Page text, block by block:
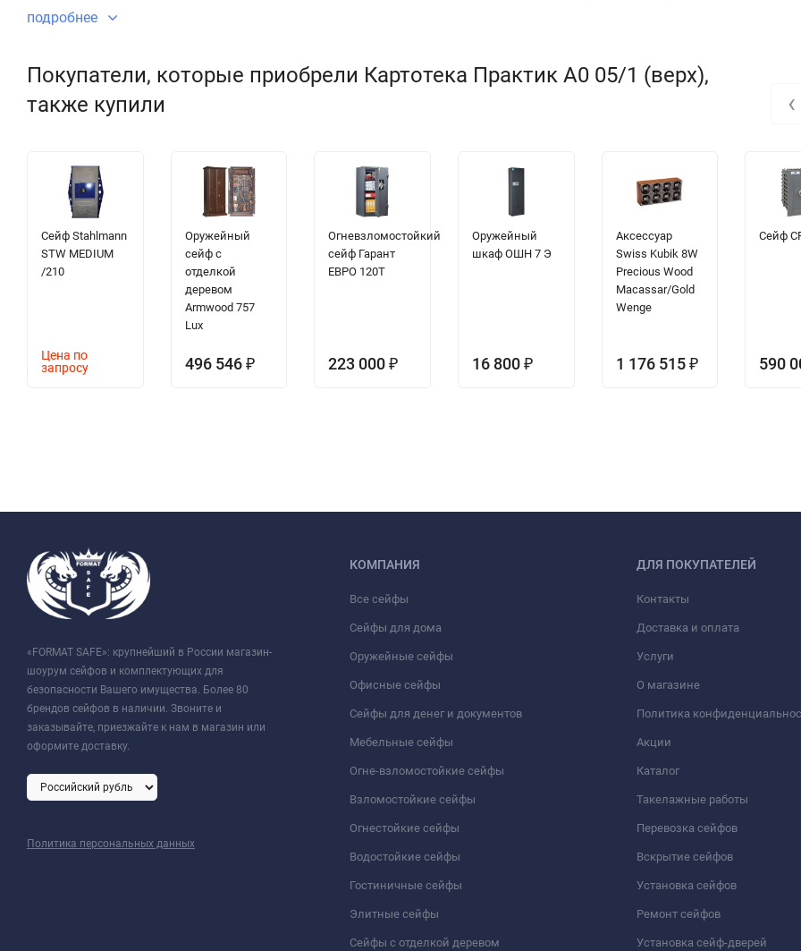
ящики снабжены прижимной планкой и двумя разделителями под более мелкий формат
подробнее
Покупатели, которые приобрели Картотека Практик A0 05/1 (верх),
также купили
Сейф Stahlmann
STW MEDIUM
/210
Цена по
запросу
Оружейный
сейф с
отделкой
деревом
Armwood 757
Lux
496 546 ₽
Огневзломостойкий
сейф Гарант
ЕВРО 120T
223 000₽
Оружейный
шкаф ОШН 7 Э
16 800 ₽
Аксессуар
Swiss Kubik 8W
Precious Wood
Macassar/Gold
Wenge
1 176 515 ₽
Сейф
590
‹
«FORMAT SAFE»: крупнейший в России магазин-
шоурум сейфов и комплектующих для
безопасности Вашего имущества. Более 80
брендов сейфов в наличии. Звоните и
заказывайте, приезжайте к нам в магазин или
оформите доставку.
Политика персональных данных
КОМПАНИЯ
Все сейфы
Сейфы для дома
Оружейные сейфы
Офисные сейфы
Сейфы для денег и документов
Мебельные сейфы
Огне-взломостойкие сейфы
Взломостойкие сейфы
Огнестойкие сейфы
Водостойкие сейфы
Гостиничные сейфы
Элитные сейфы
Сейфы с отделкой деревом
ДЛЯ ПОКУПАТЕЛЕЙ
Контакты
Доставка и оплата
Услуги
О магазине
Политика
Акции
Каталог
Такелажные работы
Перевозка сейфов
Вскрытие сейфов
Установка сейфов
Ремонт сейфов
Установка сейф-дверей